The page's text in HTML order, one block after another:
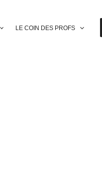
LE COIN DES PROFS